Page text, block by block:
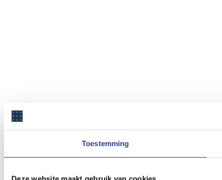
Toestemming